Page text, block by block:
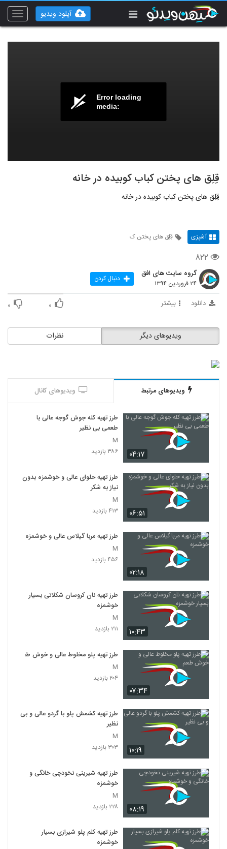
Toggle
آپلود ویدیو
Error loading
media:
قِلِق های پختن کباب کوبیده در خانه
قِلِق های پختن کباب کوبیده در خانه
آشپزی قِلِق های پختن ک
۸۲۲
گروه سایت های افق
۲۴ فروردین ۱۳۹۴ دنبال کردن
دانلود بیشتر ۰ ۰
نظرات ویدیوهای دیگر
ویدیوهای مرتبط ویدیوهای کانال
۰۴:۱۷
طرز تهیه کله جوش گوجه عالی با
طعمی بی نظیر
M
۳۸۶ بازدید
۰۶:۵۱
طرز تهیه حلوای عالی و خوشمزه بدون
نیاز به شکر
M
۴۱۳ بازدید
۰۲:۱۸
طرز تهیه مربا گیلاس عالی و خوشمزه
M
۴۵۶ بازدید
۱۰:۴۳
طرز تهیه نان کروسان شکلاتی بسیار
خوشمزه
M
۲۱۱ بازدید
۰۷:۳۴
طرز تهیه پلو مخلوط عالی و خوش طعم
M
۲۰۴ بازدید
۱۰:۱۹
طرز تهیه کشمش پلو با گردو عالی و بی
نظیر
M
۳۰۳ بازدید
۰۸:۱۹
طرز تهیه شیرینی نخودچی خانگی و
خوشمزه
M
۲۲۸ بازدید
طرز تهیه کلم پلو شیرازی بسیار
خوشمزه